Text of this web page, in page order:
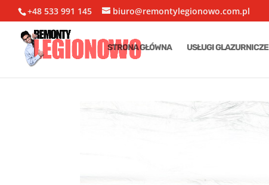
+48 533 991 145 biuro@remontylegionowo.com.pl
STRONA GŁÓWNA USŁUGI GLAZURNICZE